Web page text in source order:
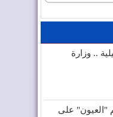
.. وزارة
"العيون" على